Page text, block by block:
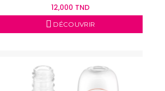
12,000 TND
DÉCOUVRIR